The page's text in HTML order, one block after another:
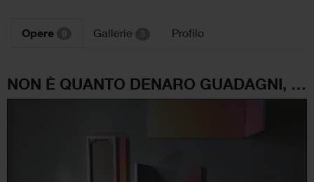
Opere Gallerie Profilo
NON È QUANTO DENARO GUADAGNI, MA COME PASSI LE TUE GIORNATE, CHE FA LA DIFFERENZA. “Beati i puri di Cuore, perché loro vedranno Dio”